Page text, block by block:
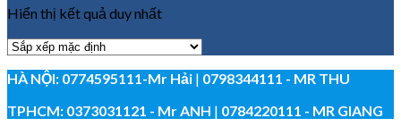
Hiển thị kết quả duy nhất
HÀ NỘI: 0774595111-Mr Hải | 0798344111 - MR THU
TPHCM: 0373031121 - Mr ANH | 0784220111 - MR GIANG